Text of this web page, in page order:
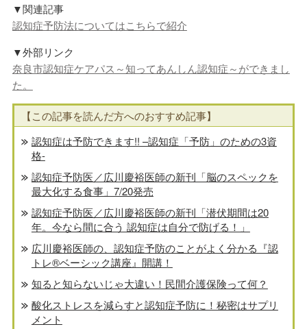
▼関連記事
認知症予防法についてはこちらで紹介
▼外部リンク
奈良市認知症ケアパス～知ってあんしん認知症～ができまし
た。
【この記事を読んだ方へのおすすめ記事】
認知症は予防できます!! –認知症「予防」のための3資
格-
認知症予防医／広川慶裕医師の新刊「脳のスペックを
最大化する食事」7/20発売
認知症予防医／広川慶裕医師の新刊「潜伏期間は20
年。今なら間に合う 認知症は自分で防げる！」
広川慶裕医師の、認知症予防のことがよく分かる『認
トレ®️ベーシック講座』開講！
知ると知らないじゃ大違い！民間介護保険って何？
酸化ストレスを減らすと認知症予防に！秘密はサプリ
メント